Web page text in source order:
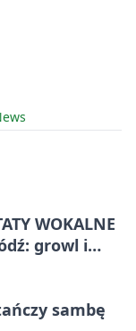
WOKALNE
growl i
sambę